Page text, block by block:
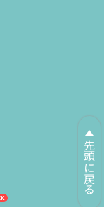
先頭に戻る